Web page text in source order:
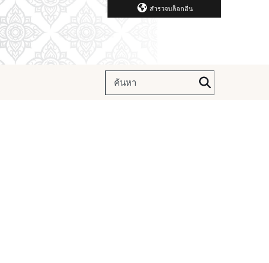
สำรวจบล็อกอื่น